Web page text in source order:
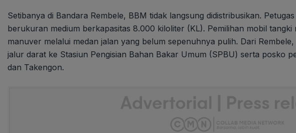
Setibanya di Bandara Rembele, BBM tidak langsung didistribusikan.
berukuran medium berkapasitas 8.000 kiloliter (KL). Pemilihan mobil
manuver melalui medan jalan yang belum sepenuhnya pulih. Dari
jalur darat ke Stasiun Pengisian Bahan Bakar Umum (SPBU) serta posko
dan Takengon.